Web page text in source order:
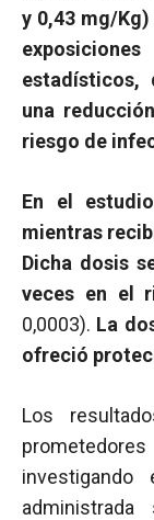
y 0,43 mg/
estadísticos,
una
riesgo de
En el
mientras
Dicha dosis
veces en el
0,0003). La
ofreció
Los